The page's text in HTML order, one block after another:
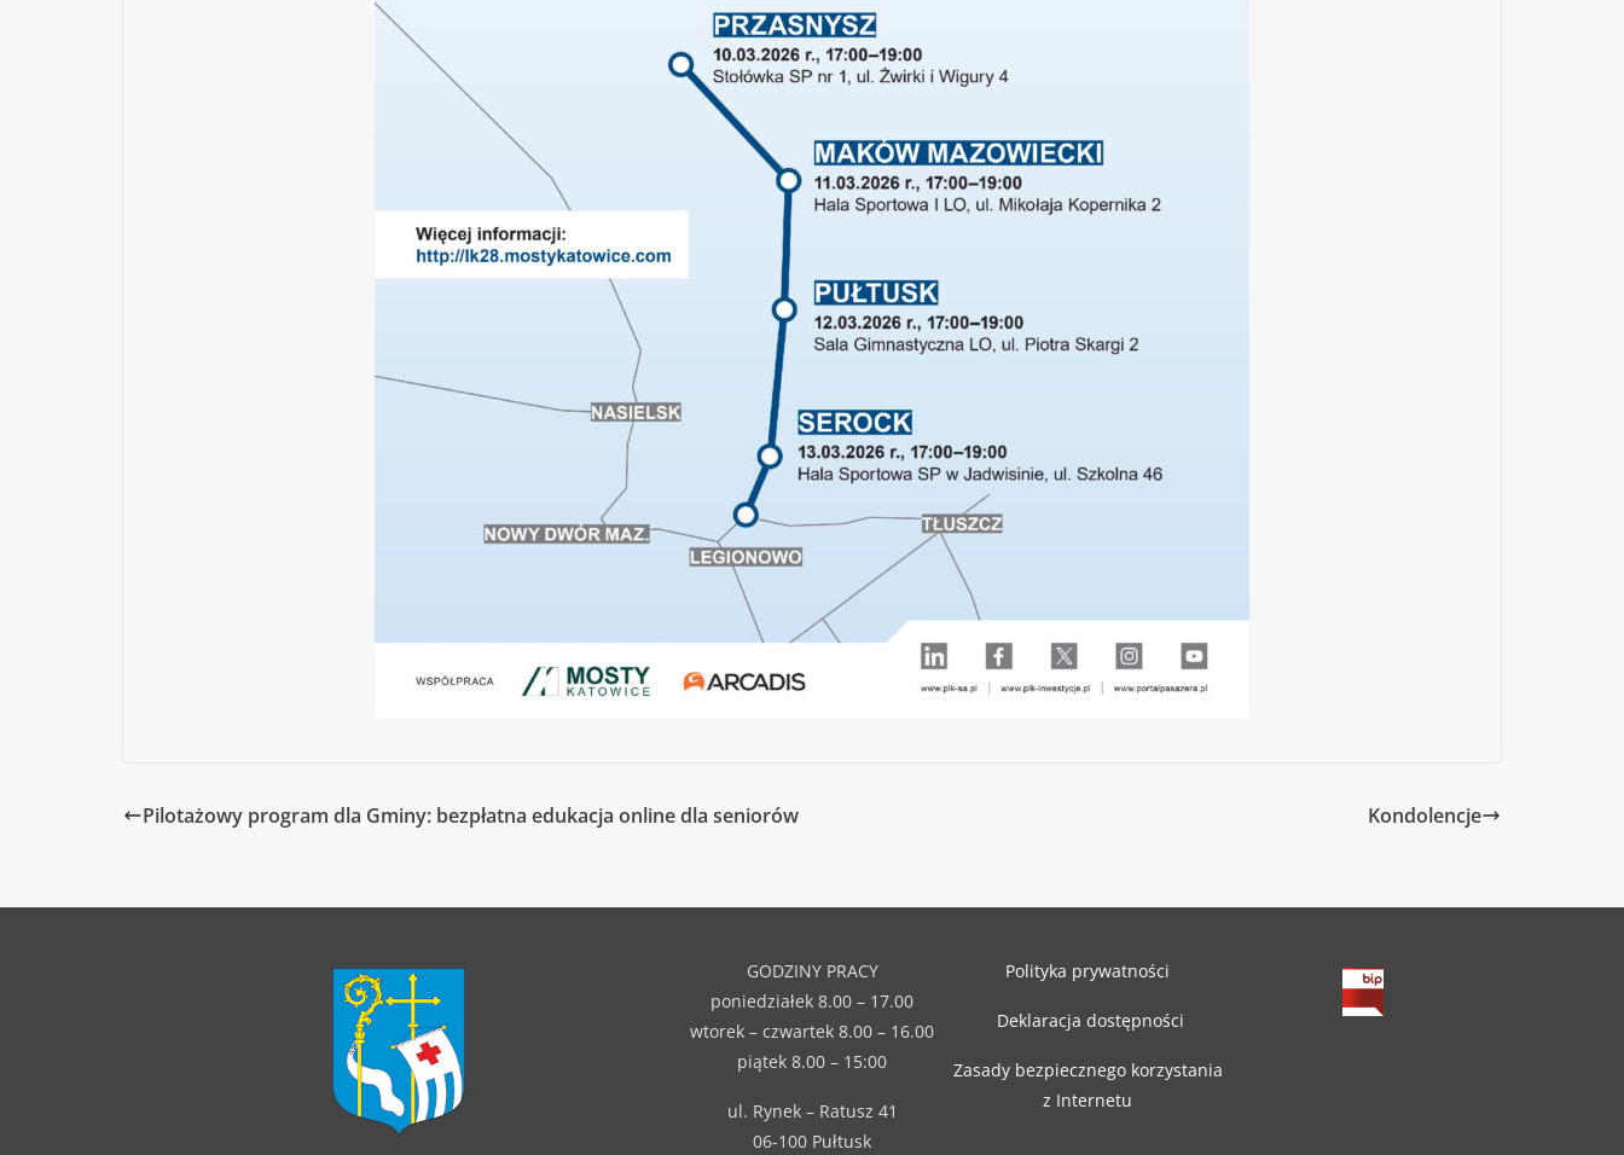
Pilotażowy program dla Gminy: bezpłatna edukacja online dla seniorów Kondolencje
GODZINY PRACY
poniedziałek 8.00 – 17.00
wtorek – czwartek 8.00 – 16.00
piątek 8.00 – 15:00
ul. Rynek – Ratusz 41
06-100 Pułtusk
Polityka prywatności
Deklaracja dostępności
Zasady bezpiecznego korzystania
z Internetu